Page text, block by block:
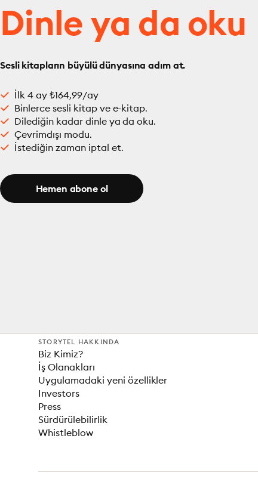
Dinle ya da oku
Sesli kitapların büyülü dünyasına adım at.
İlk 4 ay ₺164,99/ay
Binlerce sesli kitap ve e-kitap.
Dilediğin kadar dinle ya da oku.
Çevrimdışı modu.
İstediğin zaman iptal et.
Hemen abone ol
STORYTEL HAKKINDA
Biz Kimiz?
İş Olanakları
Uygulamadaki yeni özellikler
Investors
Press
Sürdürülebilirlik
Whistleblow